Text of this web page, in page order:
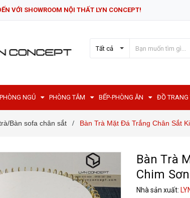
VỚI SHOWROOM NỘI THẤT LYN CONCEPT!
Tất cả
PHÒNG NGỦ PHÒNG TẮM BẾP-PHÒNG ĂN ĐỒ TRANG
Bàn sofa chân sắt / Bàn Trà Mặt Đá Trắng Chân Sắt
Bàn Trà
Chim
Nhà sản xuất: